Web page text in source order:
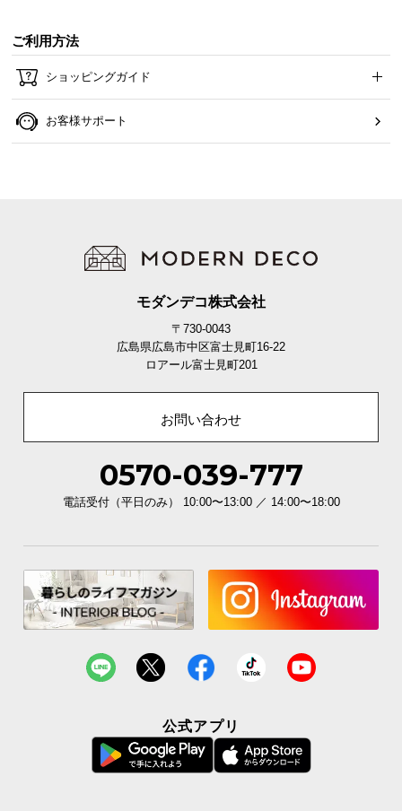
ご利用方法
ショッピングガイド
お客様サポート
モダンデコ株式会社
〒730-0043
広島県広島市中区富士見町16-22
ロアール富士見町201
お問い合わせ
0570-039-777
電話受付（平日のみ） 10:00〜13:00 ／ 14:00〜18:00
公式アプリ